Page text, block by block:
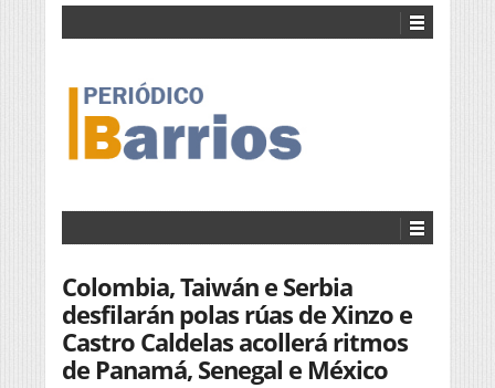
Colombia, Taiwán e Serbia
desfilarán polas rúas de Xinzo e
Castro Caldelas acollerá ritmos
de Panamá, Senegal e México